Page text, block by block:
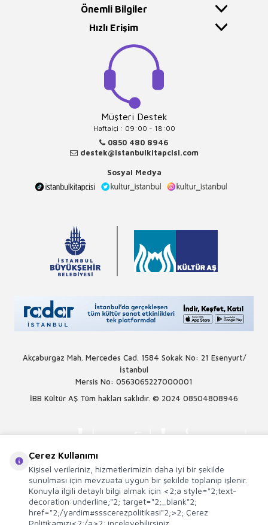
Önemli Bilgiler
Hızlı Erişim
Müşteri Destek
Haftaiçi : 09:00 - 18:00
0850 480 8946
destek@istanbulkitapcisi.com
Sosyal Medya
Akçaburgaz Mah. Mercedes Cad. 1584 Sokak No: 21 Esenyurt/
İstanbul
Mersis No: 0563065227000001
İBB Kültür AŞ Tüm hakları saklıdır. © 2024 08504808946
Çerez Kullanımı
Kişisel verileriniz, hizmetlerimizin daha iyi bir şekilde
sunulması için mevzuata uygun bir şekilde toplanıp işlenir.
Konuyla ilgili detaylı bilgi almak için <2;a style="2;text-
decoration:underline;"2; target="2;_blank"2;
href="2;/yardim#ssscerezpolitikasi"2;>2; Çerez
Politikamızı<2;/a>2; inceleyebilirsiniz.